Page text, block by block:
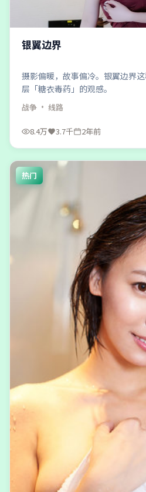
银翼边界
摄影偏暖，故事偏冷。银翼边界
层「糖衣毒药」的观感。
战争 · 线路
8.4万 3.7千 2年前
热门